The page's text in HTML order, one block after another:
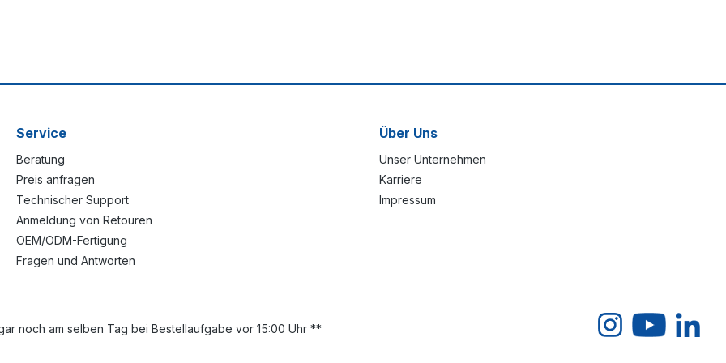
Service
Beratung
Preis anfragen
Technischer Support
Anmeldung von Retouren
OEM/ODM-Fertigung
Fragen und Antworten
Über Uns
Unser Unternehmen
Karriere
Impressum
noch am selben Tag bei Bestellaufgabe vor 15:00 Uhr **